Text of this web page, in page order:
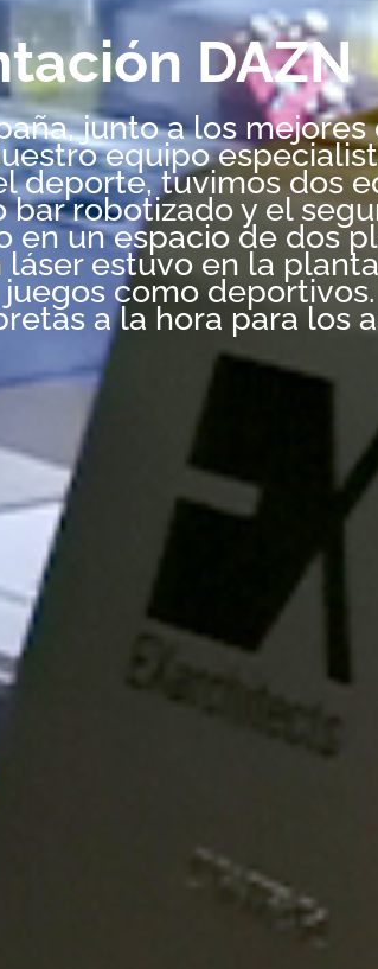
DAZN
junto a los
equipo
deporte, tuvimos dos
robotizado y el
en un espacio de dos
estuvo en la
como
a la hora para los